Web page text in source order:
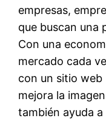
empresas,
que buscan una
Con una
mercado cada
con un sitio web
mejora la
también ayuda